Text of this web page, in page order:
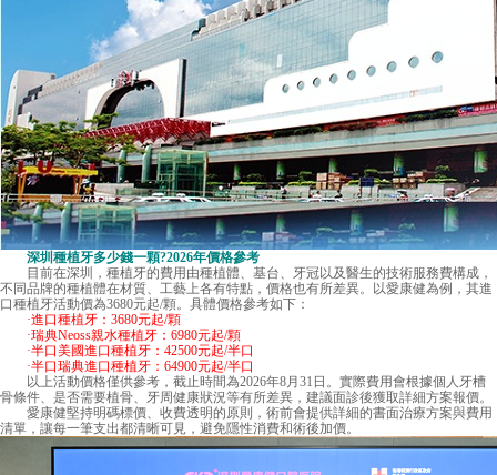
深圳種植牙多少錢一顆?2026年價格參考
目前在深圳，種植牙的費用由種植體、基台、牙冠以及醫生的技術服務費構成，
不同品牌的種植體在材質、工藝上各有特點，價格也有所差異。以愛康健為例，其進
口種植牙活動價為3680元起/顆。具體價格參考如下：
·進口種植牙：3680元起/顆
·瑞典Neoss親水種植牙：6980元起/顆
·半口美國進口種植牙：42500元起/半口
·半口瑞典進口種植牙：64900元起/半口
以上活動價格僅供參考，截止時間為2026年8月31日。實際費用會根據個人牙槽
骨條件、是否需要植骨、牙周健康狀況等有所差異，建議面診後獲取詳細方案報價。
愛康健堅持明碼標價、收費透明的原則，術前會提供詳細的書面治療方案與費用
清單，讓每一筆支出都清晰可見，避免隱性消費和術後加價。